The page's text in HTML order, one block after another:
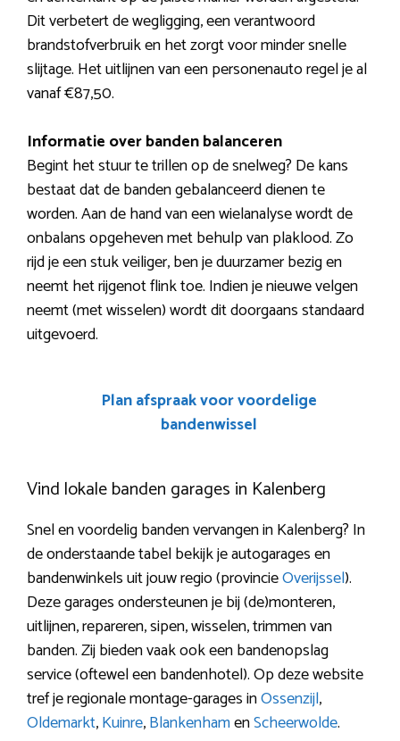
Dit verbetert de wegligging, een verantwoord
brandstofverbruik en het zorgt voor minder snelle
slijtage. Het uitlijnen van een personenauto regel je al
vanaf €87,50.
Informatie over banden balanceren
Begint het stuur te trillen op de snelweg? De kans
bestaat dat de banden gebalanceerd dienen te
worden. Aan de hand van een wielanalyse wordt de
onbalans opgeheven met behulp van plaklood. Zo
rijd je een stuk veiliger, ben je duurzamer bezig en
neemt het rijgenot flink toe. Indien je nieuwe velgen
neemt (met wisselen) wordt dit doorgaans standaard
uitgevoerd.
Plan afspraak voor voordelige
bandenwissel
Vind lokale banden garages in Kalenberg
Snel en voordelig banden vervangen in Kalenberg? In
de onderstaande tabel bekijk je autogarages en
bandenwinkels uit jouw regio (provincieOverijssel).
Deze garages ondersteunen je bij (de)monteren,
uitlijnen, repareren, sipen, wisselen, trimmen van
banden. Zij bieden vaak ook een bandenopslag
service (oftewel een bandenhotel). Op deze website
tref je regionale montage-garages inOssenzijl,
Oldemarkt,Kuinre,BlankenhamenScheerwolde.